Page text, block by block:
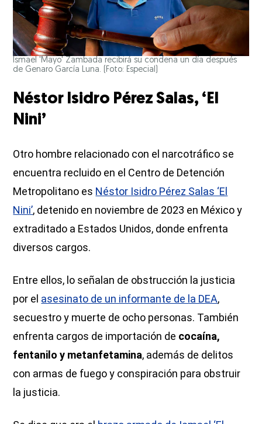
Ismael 'Mayo' Zambada recibirá su condena un día después
de Genaro García Luna. (Foto: Especial)
Néstor Isidro Pérez Salas, ‘El
Nini’
Otro hombre relacionado con el narcotráfico se
encuentra recluido en el Centro de Detención
Metropolitano es Néstor Isidro Pérez Salas ‘El
Nini’, detenido en noviembre de 2023 en México y
extraditado a Estados Unidos, donde enfrenta
diversos cargos.
Entre ellos, lo señalan de obstrucción la justicia
por el asesinato de un informante de la DEA,
secuestro y muerte de ocho personas. También
enfrenta cargos de importación de cocaína,
fentanilo y metanfetamina, además de delitos
con armas de fuego y conspiración para obstruir
la justicia.